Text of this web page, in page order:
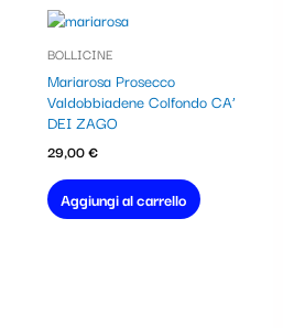
BOLLICINE
Mariarosa Prosecco
Valdobbiadene Colfondo CA’
DEI ZAGO
29,00€
Aggiungi al carrello